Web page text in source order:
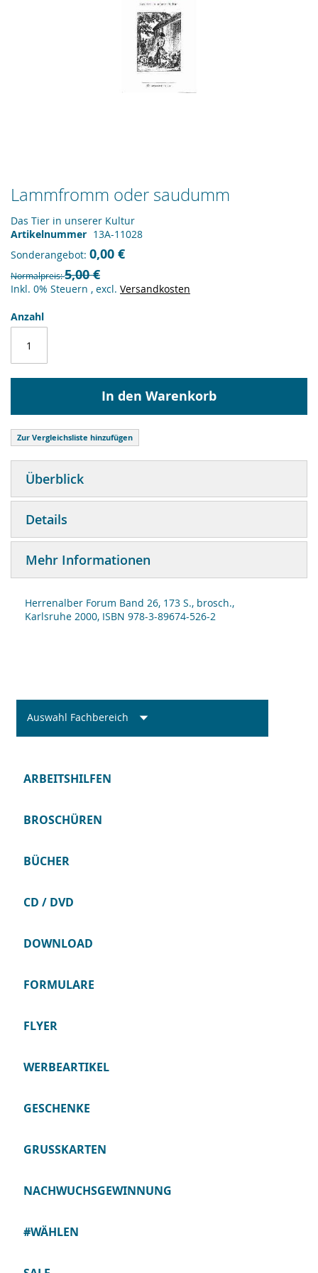
Lammfromm oder saudumm
Das Tier in unserer Kultur
Artikelnummer 13A-11028
Sonderangebot 0,00 €
Normalpreis 5,00 €
Inkl. 0% Steuern , excl. Versandkosten
Anzahl
In den Warenkorb
Zur Vergleichsliste hinzufügen
Zum
Anfang
der
Bildergalerie
springen
Überblick
Details
Mehr Informationen
Herrenalber Forum Band 26, 173 S., brosch.,
Karlsruhe 2000, ISBN 978-3-89674-526-2
Auswahl Fachbereich
ARBEITSHILFEN
BROSCHÜREN
BÜCHER
CD / DVD
DOWNLOAD
FORMULARE
FLYER
WERBEARTIKEL
GESCHENKE
GRUSSKARTEN
NACHWUCHSGEWINNUNG
#WÄHLEN